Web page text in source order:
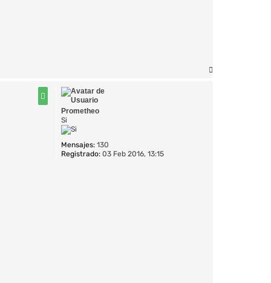
Prometheo
Si
Mensajes: 130
Registrado:03 Feb 2016, 13:15